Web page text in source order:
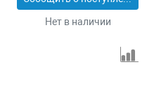
Нет в наличии